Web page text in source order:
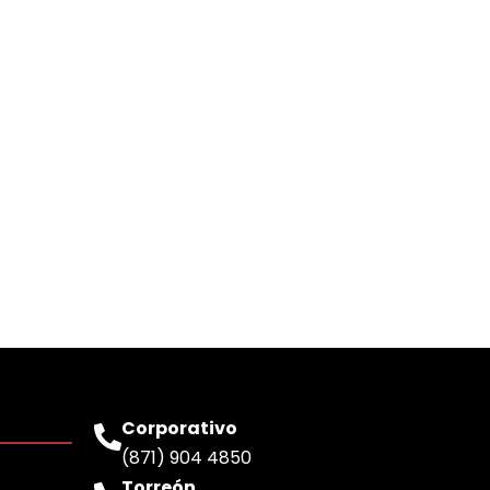
Corporativo
(871) 904 4850